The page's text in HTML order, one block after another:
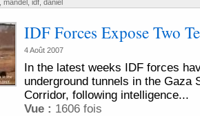
mandel, idf, daniel
IDF Forces Expose Two
4 Août 2007
In the latest weeks IDF forces
underground tunnels in the Gaza
Corridor, following intelligence...
Vue : 1606 fois